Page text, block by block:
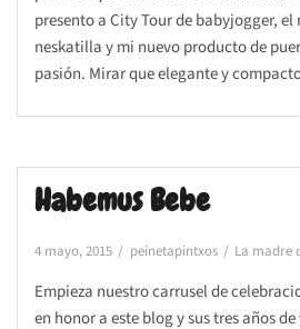
presento a City Tour de babyjogger,
neskatilla y mi nuevo producto de
pasión. Mirar que elegante y
Habemus Bebe
4 mayo, 2015 peinetapintxos La madre
Empieza nuestro carrusel de
en honor a este blog y sus tres años